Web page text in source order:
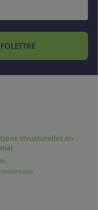
structurelles en